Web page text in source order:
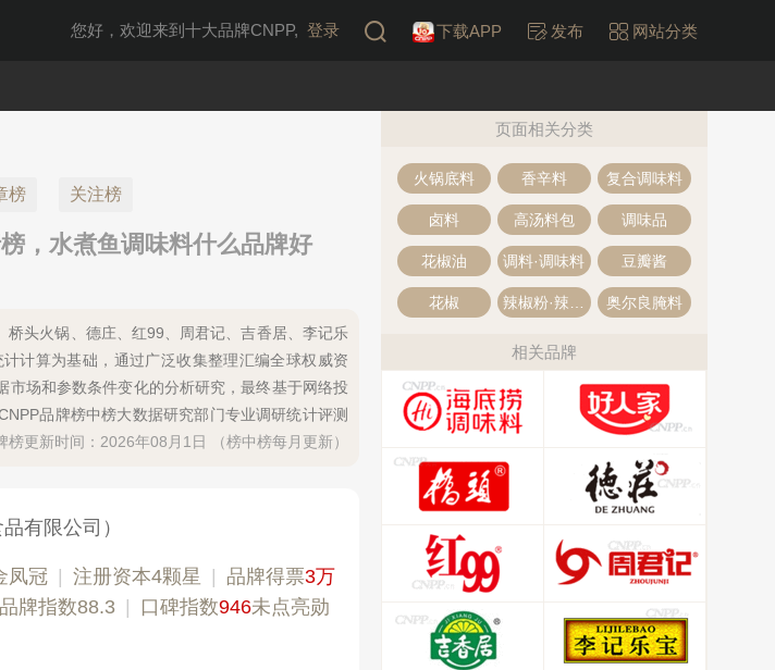
您好，欢迎来到十大品牌CNPP, 登录 下载APP 发布 网站分类
榜 关注榜
，水煮鱼调味料什么品牌好
头火锅、德庄、红99、周君记、吉香居、李记乐
计算为基础，通过广泛收集整理汇编全球权威资
场和参数条件变化的分析研究，最终基于网络投
品牌榜中榜大数据研究部门专业调研统计评测
榜更新时间：2026年08月1日 （榜中榜每月更新）
有限公司）
凤冠 注册资本4颗星 品牌得票3万
品牌指数88.3 口碑指数946未点亮勋
页面相关分类
火锅底料 香辛料 复合调味料
卤料 高汤料包 调味品
花椒油 调料·调味料 豆瓣酱
花椒 奥尔良腌料
相关品牌